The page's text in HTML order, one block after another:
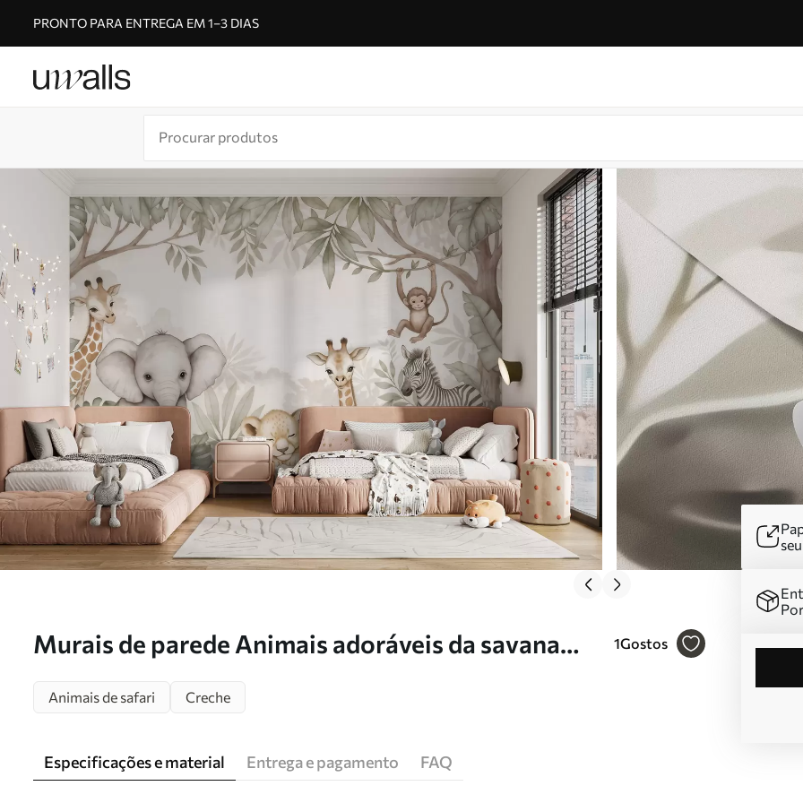
PRONTO PARA ENTREGA EM 1–3 DIAS
Murais de parede Animais adoráveis da savana
Nr. w09885
1Gostos
Animais de safari Creche
Especificações e material Entrega e pagamento FAQ